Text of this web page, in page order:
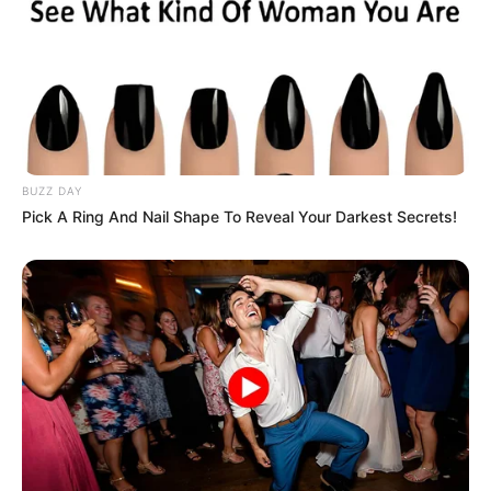
Entre las más destacadas del mercado se
encuentran las tarjetas Platinum y Black de
American Express, Visa Infinite y Mastercard
World Elite, dirigidas especialmente a
empresarios, inversionistas y viajeros
frecuentes. Algunas incluso incluyen asistentes
personales, protección de compras y acceso
preferencial a eventos privados.
El crecimiento del sector financiero digital
también está transformando este mercado.
Nuevas empresas fintech han comenzado a
lanzar tarjetas premium con beneficios
BUZZ DAY
Pick A Ring And Nail Shape To Reveal Your Darkest Secrets!